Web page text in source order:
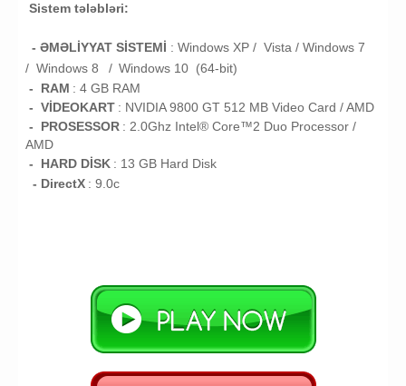
Sistem tələbləri:
- ƏMƏLİYYAT SİSTEMİ : Windows XP / Vista / Windows 7
/ Windows 8 / Windows 10 (64-bit)
- RAM : 4 GB RAM
- VİDEOKART : NVIDIA 9800 GT 512 MB Video Card / AMD
- PROSESSOR : 2.0Ghz Intel® Core™2 Duo Processor /
AMD
- HARD DİSK : 13 GB Hard Disk
- DirectX : 9.0c